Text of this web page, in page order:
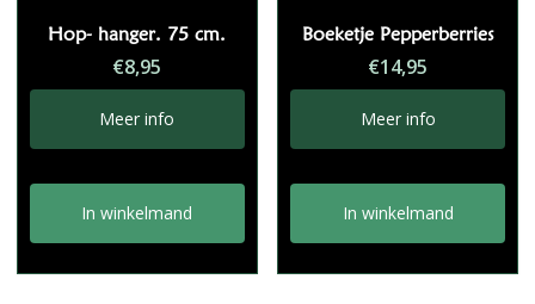
Hop- hanger. 75 cm.
€8,95
Meer info
In winkelmand
Boeketje Pepperberries
€14,95
Meer info
In winkelmand